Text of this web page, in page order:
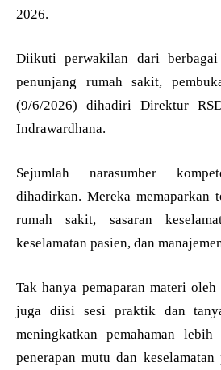
2026.
Diikuti perwakilan dari
penunjang rumah sakit,
(9/6/2026) dihadiri Direktur
Indrawardhana.
Sejumlah narasumber
dihadirkan. Mereka memaparkan
rumah sakit, sasaran
keselamatan pasien, dan
Tak hanya pemaparan materi oleh
juga diisi sesi praktik dan
meningkatkan pemahaman lebih
penerapan mutu dan